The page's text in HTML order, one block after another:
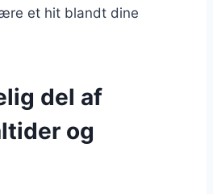
et hit blandt dine
del af
og